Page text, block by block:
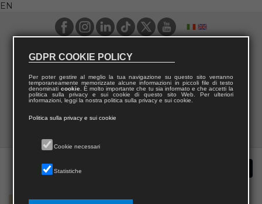
EN
GDPR COOKIE POLICY
Per poter gestire al meglio la tua navigazione su questo sito verranno
temporaneamente memorizzate alcune informazioni in piccoli file di testo
denominati cookie. È molto importante che tu sia informato e che accetti la
politica sulla privacy e sui cookie di questo sito Web. Per ulteriori
informazioni, leggi la nostra politica sulla privacy e sui cookie.
Politica sulla privacy e sui cookie
Cookie necessari
Statistiche